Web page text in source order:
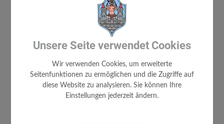
Loading PDF 100% ...
⇐ zurück
Unsere Seite verwendet Cookies
Wir verwenden Cookies, um erweiterte
Seitenfunktionen zu ermöglichen und die Zugriffe auf
diese Website zu analysieren. Sie können Ihre
Einstellungen jederzeit ändern.